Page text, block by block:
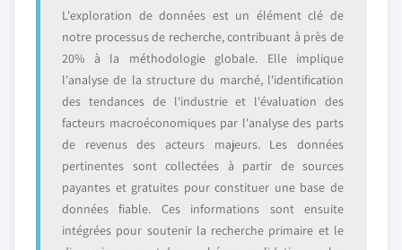
L'exploration de données est un élément clé de
notre processus de recherche, contribuant à près de
20% à la méthodologie globale. Elle implique
l'analyse de la structure du marché, l'identification
des tendances de l'industrie et l'évaluation des
facteurs macroéconomiques par l'analyse des parts
de revenus des acteurs majeurs. Les données
pertinentes sont collectées à partir de sources
payantes et gratuites pour constituer une base de
données fiable. Ces informations sont ensuite
intégrées pour soutenir la recherche primaire et le